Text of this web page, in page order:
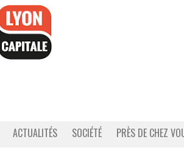
ACTUALITÉS SOCIÉTÉ PRÈS DE CHEZ